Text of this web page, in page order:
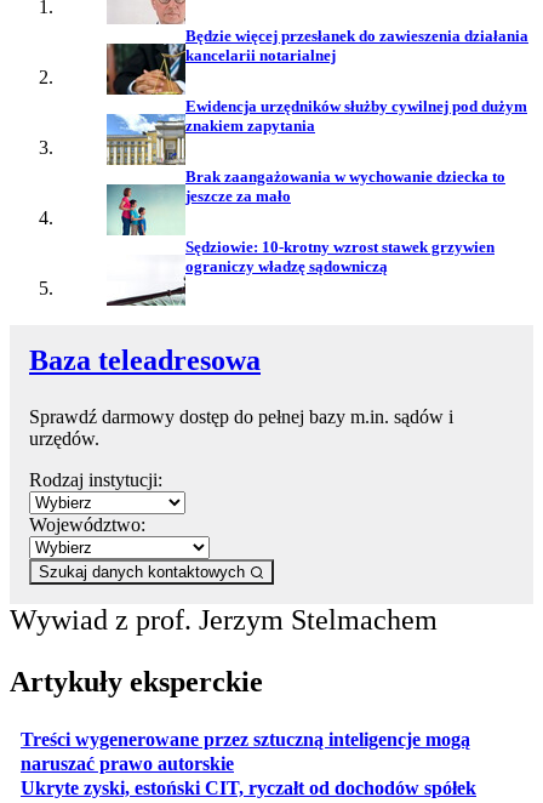
Będzie więcej przesłanek do zawieszenia działania
kancelarii notarialnej
Ewidencja urzędników służby cywilnej pod dużym
znakiem zapytania
Brak zaangażowania w wychowanie dziecka to
jeszcze za mało
Sędziowie: 10-krotny wzrost stawek grzywien
ograniczy władzę sądowniczą
Baza teleadresowa
Sprawdź darmowy dostęp do pełnej bazy m.in. sądów i
urzędów.
Rodzaj instytucji:
Województwo:
Szukaj danych kontaktowych
Wywiad z prof. Jerzym Stelmachem
Artykuły eksperckie
Treści wygenerowane przez sztuczną inteligencje mogą
naruszać prawo autorskieotwiera się w nowej karcie
Ukryte zyski, estoński CIT, ryczałt od dochodów spółekotwiera